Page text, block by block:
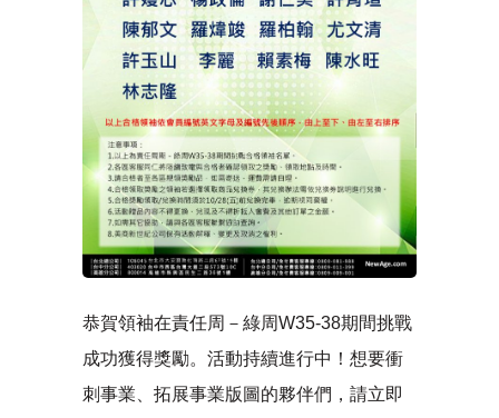
恭賀領袖在責任周－綠周W35-38期間挑戰
成功獲得獎勵。活動持續進行中！想要衝
刺事業、拓展事業版圖的夥伴們，請立即